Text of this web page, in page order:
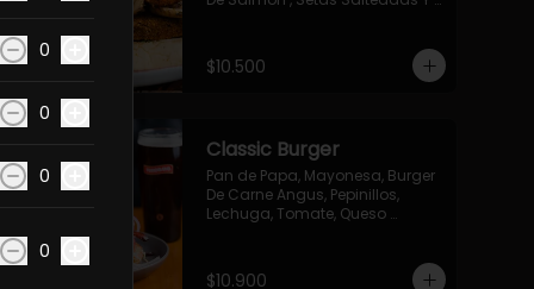
$10.500
Classic Burger
Pan de Papa, Mayonesa, Burger
De Carne Angus, Pepinillos,
Lechuga, Tomate, Queso
$10.900
0
0
0
0